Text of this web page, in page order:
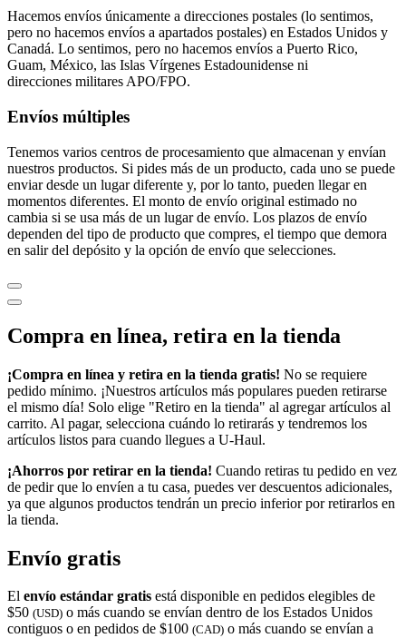
Hacemos envíos únicamente a direcciones postales (lo sentimos,
pero no hacemos envíos a apartados postales) en Estados Unidos y
Canadá. Lo sentimos, pero no hacemos envíos a Puerto Rico,
Guam, México, las Islas Vírgenes Estadounidense ni
direcciones militares APO/FPO.
Envíos múltiples
Tenemos varios centros de procesamiento que almacenan y envían
nuestros productos. Si pides más de un producto, cada uno se puede
enviar desde un lugar diferente y, por lo tanto, pueden llegar en
momentos diferentes. El monto de envío original estimado no
cambia si se usa más de un lugar de envío. Los plazos de envío
dependen del tipo de producto que compres, el tiempo que demora
en salir del depósito y la opción de envío que selecciones.
Compra en línea, retira en la tienda
¡Compra en línea y retira en la tienda gratis! No se requiere
pedido mínimo. ¡Nuestros artículos más populares pueden retirarse
el mismo día! Solo elige "Retiro en la tienda" al agregar artículos al
carrito. Al pagar, selecciona cuándo lo retirarás y tendremos los
artículos listos para cuando llegues a U-Haul.
¡Ahorros por retirar en la tienda! Cuando retiras tu pedido en vez
de pedir que lo envíen a tu casa, puedes ver descuentos adicionales,
ya que algunos productos tendrán un precio inferior por retirarlos en
la tienda.
Envío gratis
El envío estándar gratis está disponible en pedidos elegibles de
$50 (USD) o más cuando se envían dentro de los Estados Unidos
contiguos o en pedidos de $100 (CAD) o más cuando se envían a